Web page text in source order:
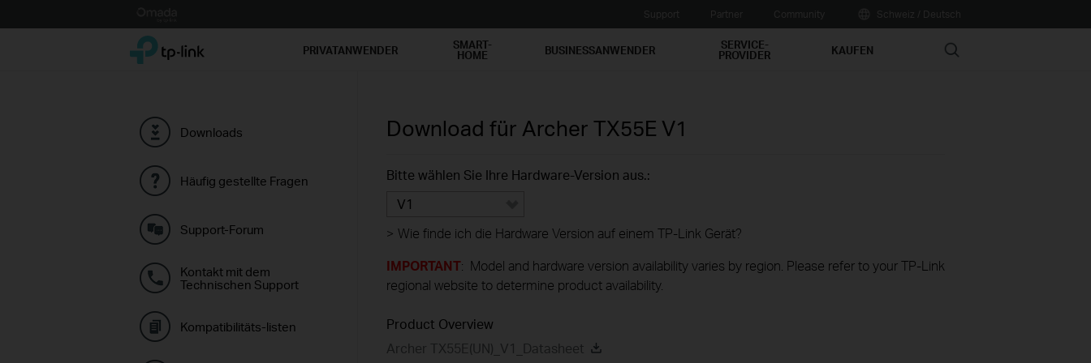
to
TP-Link, Reliably Smart PRIVATANWENDER SMART-
HOME BUSINESSANWENDER SERVICE-
PROVIDER KAUFEN Search
Downloads
Häufig gestellte Fragen
Support-Forum
Kontakt mit dem
Technischen Support
Kompatibilitäts-listen
Download für Archer TX55E V1
Bitte wählen Sie Ihre Hardware-Version aus.:
V1
> Wie finde ich die Hardware Version auf einem TP-Link Gerät?
IMPORTANT: Model and hardware version availability varies by region. Please refer to your TP-Link
regional website to determine product availability.
Product Overview
Archer TX55E(UN)_V1_Datasheet